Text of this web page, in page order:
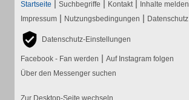
Startseite | Suchbegriffe | Kontakt | Inhalte melden
Impressum | Nutzungsbedingungen | Datenschutz
Datenschutz-Einstellungen
Facebook - Fan werden | Auf Instagram folgen
Über den Messenger suchen
Zur Desktop-Seite wechseln